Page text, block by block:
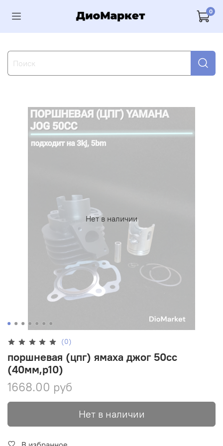
0
Нет в наличии
(0)
поршневая (цпг) ямаха джог 50сс
(40мм,p10)
1668.00 руб
Нет в наличии